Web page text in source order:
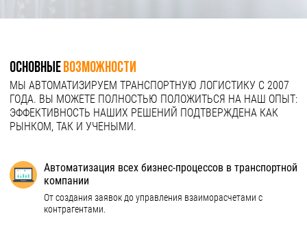
основныевозможности
МЫ АВТОМАТИЗИРУЕМ ТРАНСПОРТНУЮ ЛОГИСТИКУ С 2007
ГОДА. ВЫ МОЖЕТЕ ПОЛНОСТЬЮ ПОЛОЖИТЬСЯ НА НАШ ОПЫТ:
ЭФФЕКТИВНОСТЬ НАШИХ РЕШЕНИЙ ПОДТВЕРЖДЕНА КАК
РЫНКОМ, ТАК И УЧЕНЫМИ.
Автоматизация всех бизнес-процессов в транспортной
компании
От создания заявок до управления взаиморасчетами с
контрагентами.